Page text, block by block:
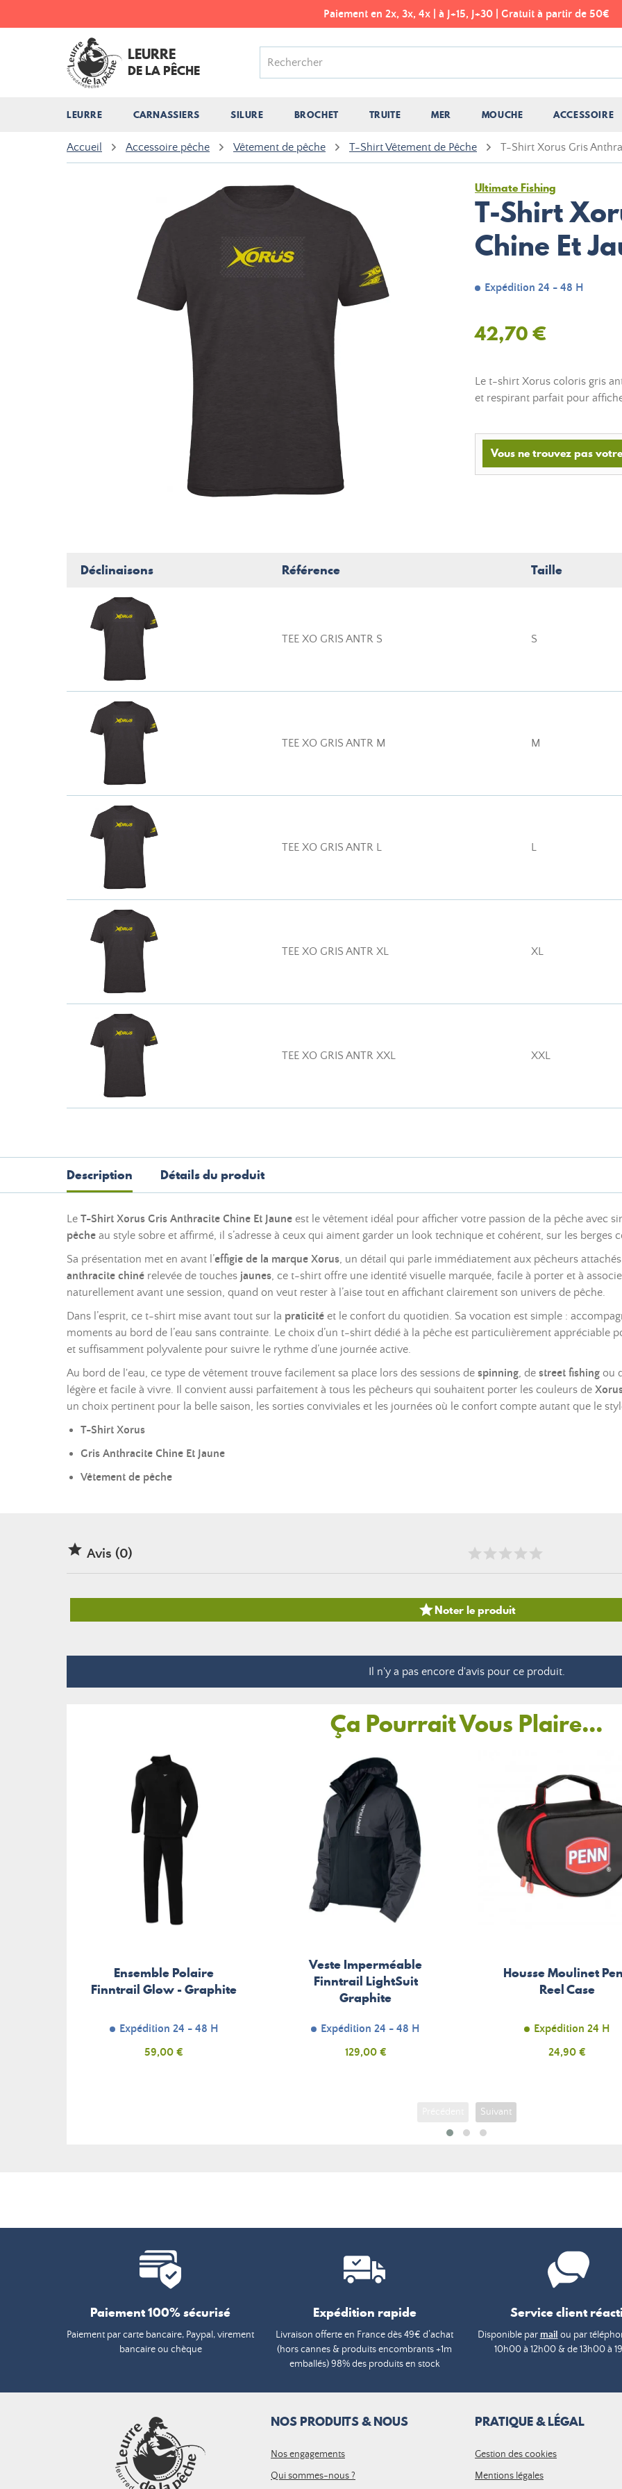
Paiement en 2x, 3x, 4x | à J+15, J+30 | Gratuit à partir de 50€
LEURRE
DE LA PÊCHE
LEURRE CARNASSIERS SILURE BROCHET TRUITE MER MOUCHE ACCESSOIRE
Accueil Accessoire pêche Vêtement de pêche T-Shirt Vêtement de Pêche T-Shirt Xorus Gris
Ultimate Fishing
T-Shirt
Chine Et
Expédition 24 - 48 H
42,70 €
Le t-shirt Xorus coloris gris
et respirant parfait pour
Vous ne trouvez pas
Déclinaisons Référence Taille
TEE XO GRIS ANTR S S
TEE XO GRIS ANTR M M
TEE XO GRIS ANTR L L
TEE XO GRIS ANTR XL XL
TEE XO GRIS ANTR XXL XXL
Description Détails du produit
Le T-Shirt Xorus Gris Anthracite Chine Et Jaune est le vêtement idéal pour afficher votre passion de la pêche avec
pêche au style sobre et affirmé, il s’adresse à ceux qui aiment garder un look technique et cohérent, sur les berges
Sa présentation met en avant l’effigie de la marque Xorus, un détail qui parle immédiatement aux pêcheurs
anthracite chiné relevée de touches jaunes, ce t-shirt offre une identité visuelle marquée, facile à porter et à
naturellement avant une session, quand on veut rester à l’aise tout en affichant clairement son univers de pêche.
Dans l’esprit, ce t-shirt mise avant tout sur la praticité et le confort du quotidien. Sa vocation est simple :
moments au bord de l’eau sans contrainte. Le choix d’un t-shirt dédié à la pêche est particulièrement appréciable
et suffisamment polyvalente pour suivre le rythme d’une journée active.
Au bord de l'eau, ce type de vêtement trouve facilement sa place lors des sessions de spinning, de street fishing ou
légère et facile à vivre. Il convient aussi parfaitement à tous les pêcheurs qui souhaitent porter les couleurs de
un choix pertinent pour la belle saison, les sorties conviviales et les journées où le confort compte autant que le
T-Shirt Xorus
Gris Anthracite Chine Et Jaune
Vêtement de pêche
 Avis (0)
Noter le produit
Il n'y a pas encore d'avis pour ce produit.
Ça Pourrait Vous Plaire...
Ensemble Polaire
Finntrail Glow - Graphite
Expédition 24 - 48 H
Prix
59,00 €
Veste Imperméable
Finntrail LightSuit
Graphite
Expédition 24 - 48 H
Prix
129,00 €
Housse Moulinet
Reel Case
Expédition 24 H
Prix
24,90 €
Suivant
Paiement 100% sécurisé
Paiement par carte bancaire, Paypal, virement
bancaire ou chèque
Expédition rapide
Livraison offerte en France dès 49€ d’achat
(hors cannes & produits encombrants +1m
emballés) 98% des produits en stock
Service client
Disponible par mail ou par
10h00 à 12h00 & de 13h00 à
NOS PRODUITS & NOUS
Nos engagements
Qui sommes-nous ?
PRATIQUE & LÉGAL
Gestion des cookies
Mentions légales